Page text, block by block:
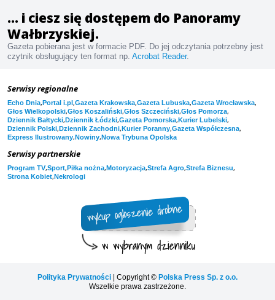
... i ciesz się dostępem do Panoramy
Wałbrzyskiej.
Gazeta pobierana jest w formacie PDF. Do jej odczytania potrzebny jest
czytnik obsługujący ten format np. Acrobat Reader.
Serwisy regionalne
Echo Dnia,Portal i.pl,Gazeta Krakowska,Gazeta Lubuska,Gazeta Wrocławska,
Głos Wielkopolski,Głos Koszaliński,Głos Szczeciński,Głos Pomorza,
Dziennik Bałtycki,Dziennik Łódzki,Gazeta Pomorska,Kurier Lubelski,
Dziennik Polski,Dziennik Zachodni,Kurier Poranny,Gazeta Współczesna,
Express Ilustrowany,Nowiny,Nowa Trybuna Opolska
Serwisy partnerskie
Program TV,Sport,Piłka nożna,Motoryzacja,Strefa Agro,Strefa Biznesu,
Strona Kobiet,Nekrologi
Polityka Prywatności | Copyright © Polska Press Sp. z o.o.
Wszelkie prawa zastrzeżone.